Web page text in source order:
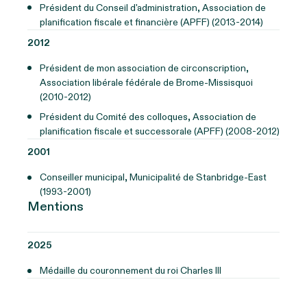
Président du Conseil d'administration, Association de
planification fiscale et financière (APFF) (2013-2014)
2012
Président de mon association de circonscription,
Association libérale fédérale de Brome-Missisquoi
(2010-2012)
Président du Comité des colloques, Association de
planification fiscale et successorale (APFF) (2008-2012)
2001
Conseiller municipal, Municipalité de Stanbridge-East
(1993-2001)
Mentions
2025
Médaille du couronnement du roi Charles III